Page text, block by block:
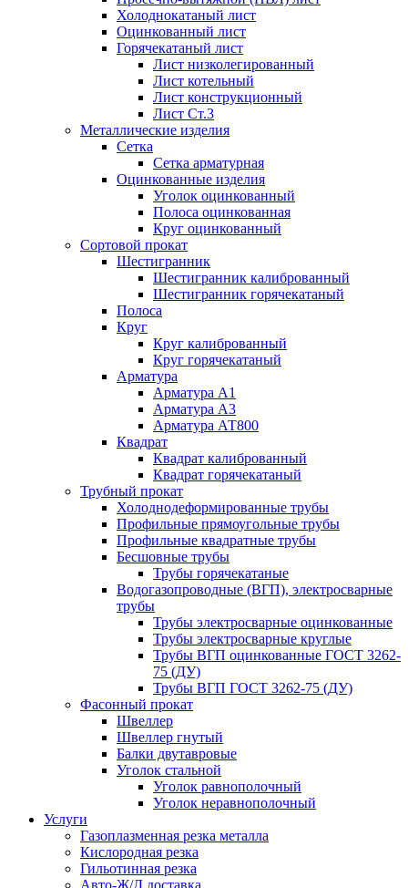
Холоднокатаный лист
Оцинкованный лист
Горячекатаный лист
Лист низколегированный
Лист котельный
Лист конструкционный
Лист Ст.3
Металлические изделия
Сетка
Сетка арматурная
Оцинкованные изделия
Уголок оцинкованный
Полоса оцинкованная
Круг оцинкованный
Сортовой прокат
Шестигранник
Шестигранник калиброванный
Шестигранник горячекатаный
Полоса
Круг
Круг калиброванный
Круг горячекатаный
Арматура
Арматура А1
Арматура А3
Арматура АТ800
Квадрат
Квадрат калиброванный
Квадрат горячекатаный
Трубный прокат
Холоднодеформированные трубы
Профильные прямоугольные трубы
Профильные квадратные трубы
Бесшовные трубы
Трубы горячекатаные
Водогазопроводные (ВГП), электросварные
трубы
Трубы электросварные оцинкованные
Трубы электросварные круглые
Трубы ВГП оцинкованные ГОСТ 3262-
75 (ДУ)
Трубы ВГП ГОСТ 3262-75 (ДУ)
Фасонный прокат
Швеллер
Швеллер гнутый
Балки двутавровые
Уголок стальной
Уголок равнополочный
Уголок неравнополочный
Услуги
Газоплазменная резка металла
Кислородная резка
Гильотинная резка
Авто-Ж/Д доставка